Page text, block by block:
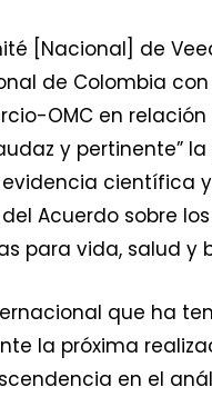
[Nacional] de
de Colombia
OMC en
y pertinente”
científica
Acuerdo sobre
para vida, salud y
que ha
la próxima
en el